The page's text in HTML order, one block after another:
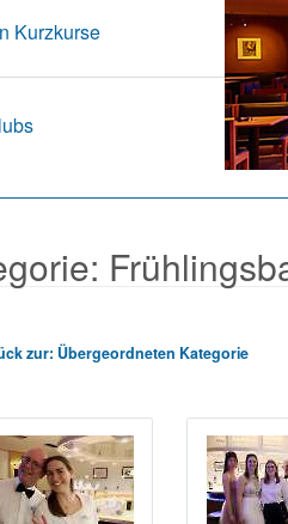
Kurzkurse
zur: Übergeordneten Kategorie